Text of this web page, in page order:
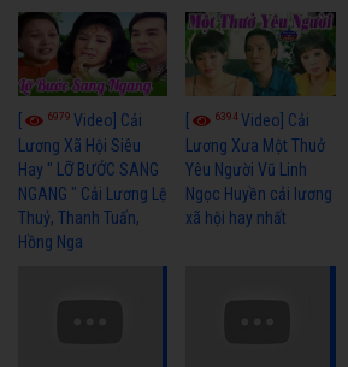
6979 Video] Cải
Lương Xã Hội Siêu
Hay " LỠ BƯỚC SANG
NGANG " Cải Lương Lệ
Thuỷ, Thanh Tuấn,
Hồng Nga
6394Video] Cải
Lương Xưa Một Thuở
Yêu Người Vũ Linh
Ngọc Huyền cải lương
xã hội hay nhất